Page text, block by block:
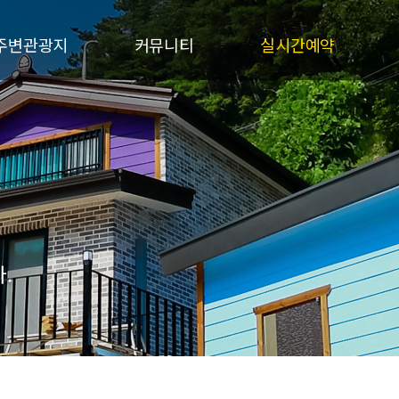
변관광지
서브메뉴
커뮤니티
공지사항
질문과답변
여행후기
펜션갤러리
실시간예약
실시간예약
예약확인
.